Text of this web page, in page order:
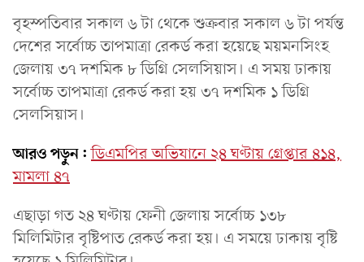
বৃহস্পতিবার সকাল ৬ টা থেকে শুক্রবার সকাল ৬ টা পর্যন্ত
দেশের সর্বোচ্চ তাপমাত্রা রেকর্ড করা হয়েছে ময়মনসিংহ
জেলায় ৩৭ দশমিক ৮ ডিগ্রি সেলসিয়াস। এ সময় ঢাকায়
সর্বোচ্চ তাপমাত্রা রেকর্ড করা হয় ৩৭ দশমিক ১ ডিগ্রি
সেলসিয়াস।
আরও পড়ুন: ডিএমপির অভিযানে ২৪ ঘণ্টায় গ্রেপ্তার ৪১৪,
মামলা ৪৭
এছাড়া গত ২৪ ঘণ্টায় ফেনী জেলায় সর্বোচ্চ ১৩৮
মিলিমিটার বৃষ্টিপাত রেকর্ড করা হয়। এ সময়ে ঢাকায় বৃষ্টি